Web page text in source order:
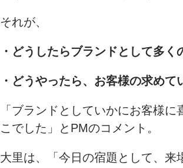
それが、
・どうしたらブランドとして多
・どうやったら、お客様の求め
「ブランドとしていかにお客様
こでした」とPMのコメント。
大里は、「今日の宿題として、